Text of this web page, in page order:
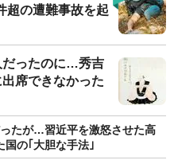
超の遭難事故を起
だったのに…秀吉
席できなかった
たが…習近平を激怒させた高
国の｢大胆な手法｣